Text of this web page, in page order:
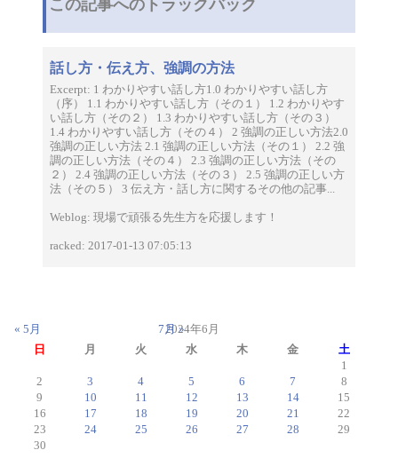
この記事へのトラックバック
話し方・伝え方、強調の方法
Excerpt: 1 わかりやすい話し方1.0 わかりやすい話し方
（序） 1.1 わかりやすい話し方（その１） 1.2 わかりやす
い話し方（その２） 1.3 わかりやすい話し方（その３）
1.4 わかりやすい話し方（その４） 2 強調の正しい方法2.0
強調の正しい方法 2.1 強調の正しい方法（その１） 2.2 強
調の正しい方法（その４） 2.3 強調の正しい方法（その
２） 2.4 強調の正しい方法（その３） 2.5 強調の正しい方
法（その５） 3 伝え方・話し方に関するその他の記事...
Weblog: 現場で頑張る先生方を応援します！
racked: 2017-01-13 07:05:13
2024年6月
日
月 火 水 木 金
土
1
2
3 4 5 6 7
8
9
10 11 12 13 14
15
16
17 18 19 20 21
22
23
24 25 26 27 28
29
30
« 5月 7月 »